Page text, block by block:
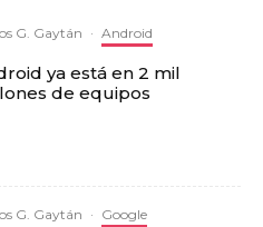
G. Gaytán · Android
ya está en 2 mil
de equipos
G. Gaytán · Google